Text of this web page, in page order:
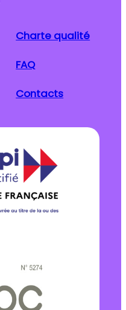
Charte qualité
FAQ
Contacts